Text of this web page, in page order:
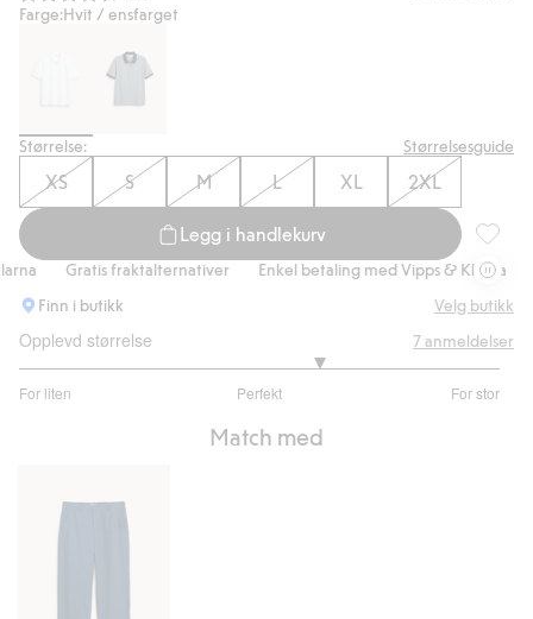
Farge:Hvit / ensfarget
Størrelse: Størrelsesguide
XS S M L XL 2XL
Legg i handlekurv
Gratis fraktalternativer Enkel betaling med Vipps & Klarna
Finn i butikk
Velg butikk
Opplevd størrelse
For liten Perfekt For stor
av
stemmer
7anmeldelser
Match med